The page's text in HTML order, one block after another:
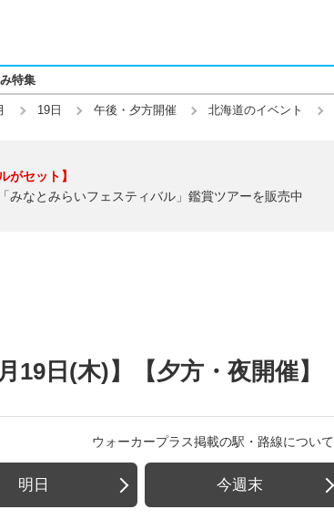
特集
19日 午後・夕方開催 北海道のイベント
がセット】
みなとみらいフェスティバル」鑑賞ツアーを販売中
19日(木)】【夕方・夜開催】
ウォーカープラス掲載の駅・路線について
明日 今週末